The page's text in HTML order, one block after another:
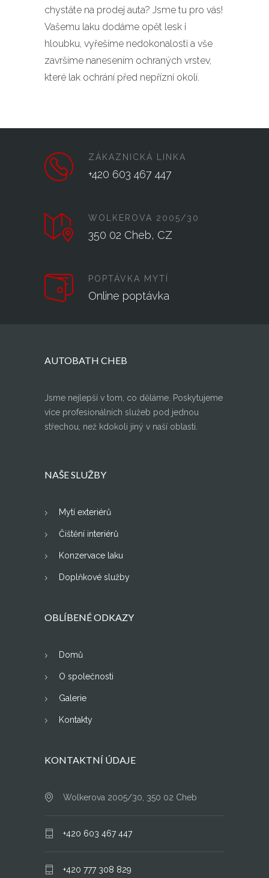
chystáte na prodej auta? Jsme tu pro vás!
Vašemu laku dodáme opět lesk i
hloubku, vyřešíme nedokonalosti a vše
završíme nanesením ochraných vrstev,
které lak ochrání před nepřízní okolí.
ZÁKAZNICKÁ LINKA
+420 603 467 447
WOLKEROVA 2005/30
350 02 Cheb, CZ
POPTÁVKA MYTÍ
Online poptávka
AUTOBATH CHEB
Jsme nejlepší v tom, co děláme. Poskytujeme
více profesionálních služeb pod jednou
střechou, než kdokoli jiný v naší oblasti.
NAŠE SLUŽBY
Mytí exteriérů
Čištění interiérů
Konzervace laku
Doplňkové služby
OBLÍBENÉ ODKAZY
Domů
O společnosti
Galerie
Kontakty
KONTAKTNÍ ÚDAJE
Wolkerova 2005/30, 350 02 Cheb
+420 603 467 447
+420 777 308 829